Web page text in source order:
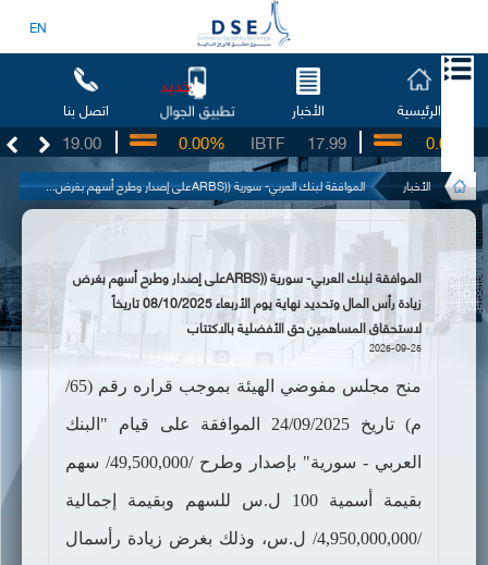
EN
الرئيسية الأخبار تطبيق الجوال
جديد
اتصل بنا
19.00 17.99
IBTF
0.00% 0.00%
الأخبار الموافقة لبنك العربي- سورية ((ARBSعلى إصدار وطرح أسهم بغرض...
الموافقة لبنك العربي- سورية ((ARBSعلى إصدار وطرح أسهم بغرض
زيادة رأس المال وتحديد نهاية يوم الأربعاء 08/10/2025 تاريخاً
لاستحقاق المساهمين حق الأفضلية بالاكتتاب
2025-09-25
منح مجلس مفوضي الهيئة بموجب قراره رقم (65/
م) تاريخ 24/09/2025 الموافقة على قيام "البنك
العربي - سورية" بإصدار وطرح /49,500,000/ سهم
بقيمة أسمية 100 ل.س للسهم وبقيمة إجمالية
/4,950,000,000/ ل.س، وذلك بغرض زيادة رأسمال